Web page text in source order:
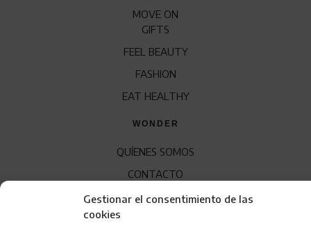
Gestionar el consentimiento de las
cookies
MOVE ON
GIFTS
FEEL BEAUTY
FASHION
EAT HEALTHY
WONDER
QUÍENES SOMOS
CONTACTO
FRANQUICIA